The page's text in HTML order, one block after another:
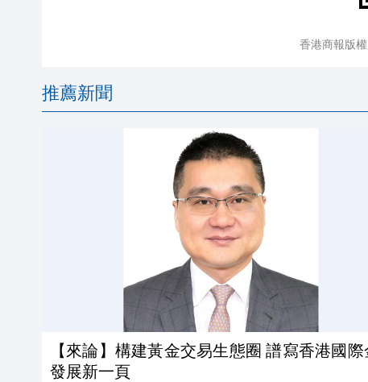
香港商報版
推薦新聞
【來論】構建黃金交易生態圈 譜寫香港國際
發展新一頁